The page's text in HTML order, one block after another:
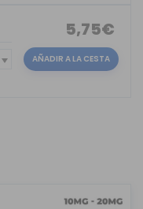
5,75€
AÑADIR A LA CESTA